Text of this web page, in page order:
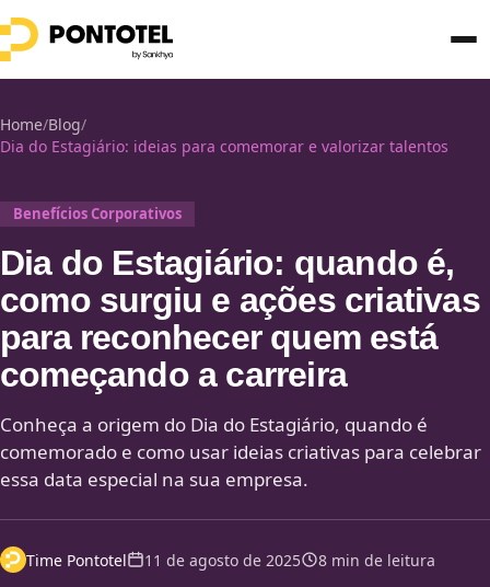
Home/Blog/
Dia do Estagiário: ideias para comemorar e valorizar talentos
Benefícios Corporativos
Dia do Estagiário: quando é,
como surgiu e ações criativas
para reconhecer quem está
começando a carreira
Conheça a origem do Dia do Estagiário, quando é
comemorado e como usar ideias criativas para celebrar
essa data especial na sua empresa.
Time Pontotel 11 de agosto de 2025 8 min de leitura